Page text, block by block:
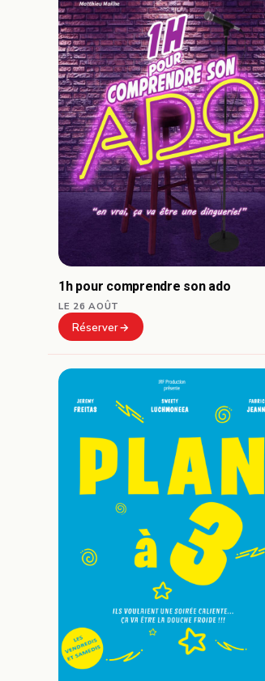
1h pour comprendre son ado
LE 26 AOÛT
Réserver